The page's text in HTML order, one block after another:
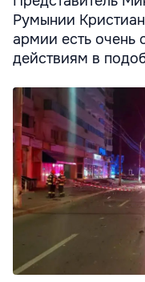
Румынии
армии есть очень
действиям в